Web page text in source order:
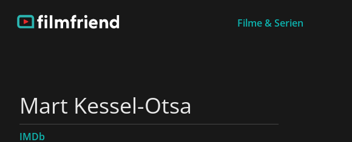
Filme & Serien
Mart Kessel-Otsa
IMDb